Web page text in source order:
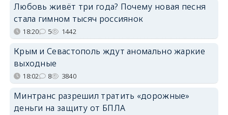
Любовь живёт три года? Почему новая песня
стала гимном тысяч россиянок
18:20 5 1442
Крым и Севастополь ждут аномально жаркие
выходные
18:02 8 3840
Минтранс разрешил тратить «дорожные»
деньги на защиту от БПЛА